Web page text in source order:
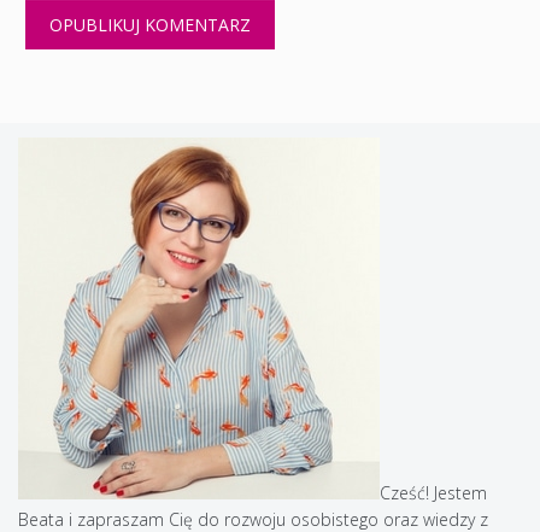
Cześć! Jestem
Beata i zapraszam Cię do rozwoju osobistego oraz wiedzy z